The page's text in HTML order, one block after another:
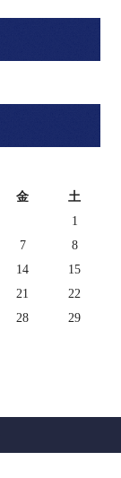
金 土
1
7
8
14
15
21
22
28
29